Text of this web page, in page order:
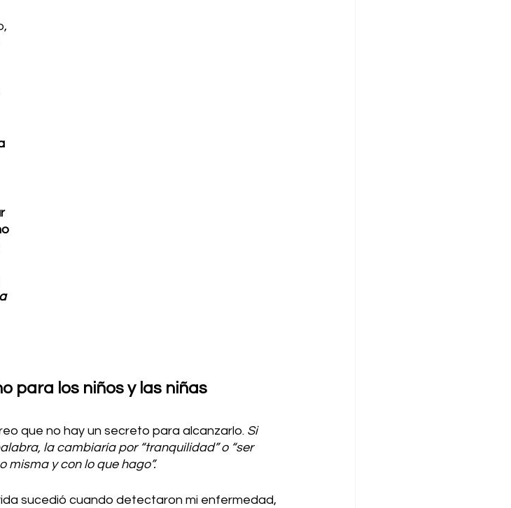
para los niños y las niñas
que no hay un secreto para alcanzarlo. Si
la cambiaría por “tranquilidad” o “ser
misma y con lo que hago”.
sucedió cuando detectaron mi enfermedad,